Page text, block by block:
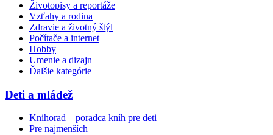
Životopisy a reportáže
Vzťahy a rodina
Zdravie a životný štýl
Počítače a internet
Hobby
Umenie a dizajn
Ďalšie kategórie
Deti a mládež
Knihorad – poradca kníh pre deti
Pre najmenších